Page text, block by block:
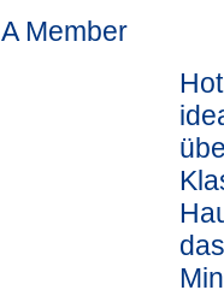
A Member